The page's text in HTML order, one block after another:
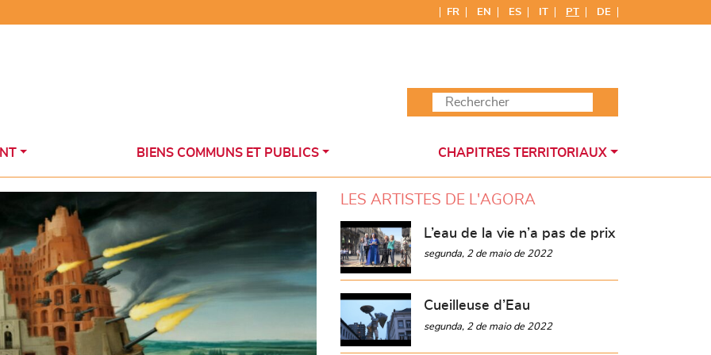
FR EN ES IT PT DE
BIENS COMMUNS ET PUBLICS CHAPITRES TERRITORIAUX
LES ARTISTES DE L'AGORA
L’eau de la vie n’a pas de prix
segunda, 2 de maio de 2022
Cueilleuse d’Eau
segunda, 2 de maio de 2022